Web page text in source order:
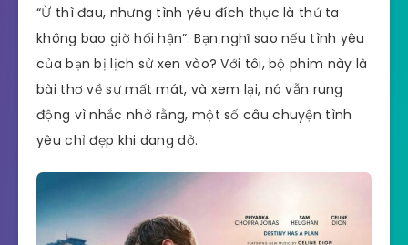
“Ừ thì đau, nhưng tình yêu đích thực là thứ ta
không bao giờ hối hận”. Bạn nghĩ sao nếu tình yêu
của bạn bị lịch sử xen vào? Với tôi, bộ phim này là
bài thơ về sự mất mát, và xem lại, nó vẫn rung
động vì nhắc nhở rằng, một số câu chuyện tình
yêu chỉ đẹp khi dang dở.